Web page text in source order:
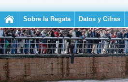
Sobre la Regata Datos y Cifras